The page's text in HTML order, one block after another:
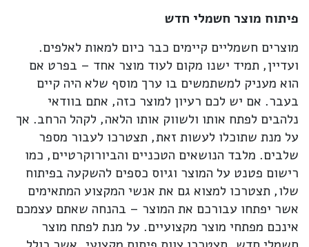
פיתוח מוצר חשמלי חדש
מוצרים חשמליים קיימים כבר כיום למאות לאלפים.
ועדיין, תמיד ישנו מקום לעוד מוצר אחד – בפרט אם
הוא מעניק למשתמשים בו ערך מוסף שלא היה קיים
בעבר. אם יש לכם רעיון למוצר כזה, אתם בוודאי
נלהבים לפתח אותו ולשווק אותו הלאה, לקהל הרחב. אך
על מנת שתוכלו לעשות זאת, תצטרכו לעבור מספר
שלבים. מלבד הנושאים הטכניים והביורוקרטיים, כמו
רישום פטנט על המוצר וגיוס כספים להשקעה בפיתוח
שלו, תצטרכו למצוא גם את אנשי המקצוע המתאימים
אשר יפתחו עבורכם את המוצר – בהנחה שאתם עצמכם
אינכם מפתחי מוצר מקצועיים. על מנת לפתח מוצר